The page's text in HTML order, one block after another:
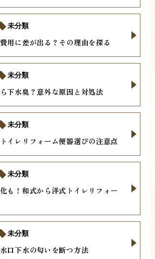
用に差が出る？その理由を探る
未分類
下水臭？意外な原因と対処法
未分類
イレリフォーム便器選びの注意点
未分類
も！和式から洋式トイレリフォー
未分類
口下水の匂いを断つ方法
未分類